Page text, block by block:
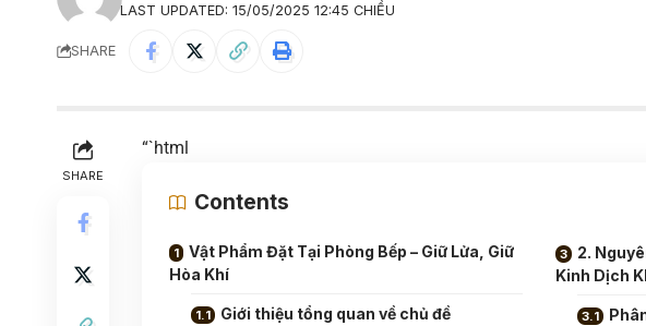
LAST UPDATED: 15/05/2025 12:45 CHIỀU
SHARE
SHARE
“`html
Contents
Vật Phẩm Đặt Tại Phòng Bếp – Giữ Lửa, Giữ
Hòa Khí
Giới thiệu tổng quan về chủ đề
2.
Kinh Dịch